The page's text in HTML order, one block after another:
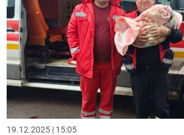
19.12.2025 | 15:05